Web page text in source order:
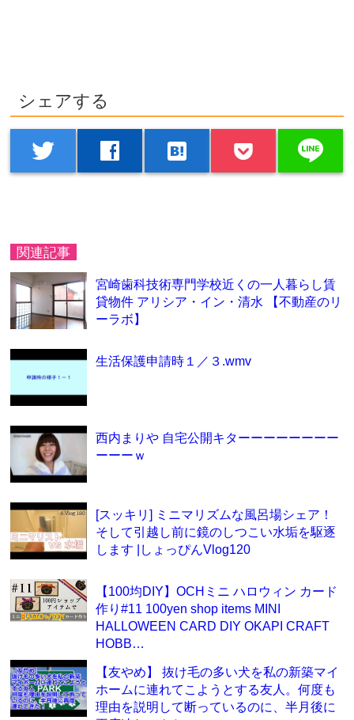
シェアする
twitter facebook hatenabookmark line
関連記事
宮崎歯科技術専門学校近くの一人暮らし賃
貸物件 アリシア・イン・清水 【不動産のリ
ーラボ】
生活保護申請時１／３.wmv
西内まりや 自宅公開キターーーーーーーー
ーーーｗ
[スッキリ] ミニマリズムな風呂場シェア！
そして引越し前に鏡のしつこい水垢を駆逐
します |しょっぴんVlog120
【100均DIY】OCHミニ ハロウィン カード
作り#11 100yen shop items MINI
HALLOWEEN CARD DIY OKAPI CRAFT
HOBB…
【友やめ】 抜け毛の多い犬を私の新築マイ
ホームに連れてこようとする友人。何度も
理由を説明して断っているのに、半月後に